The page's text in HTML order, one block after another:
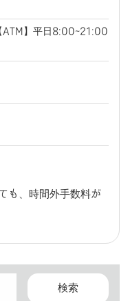
】平日8:00~21:00
も、時間外手数料が